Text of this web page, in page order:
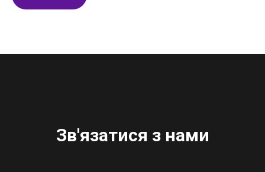
Зв'язатися з нами